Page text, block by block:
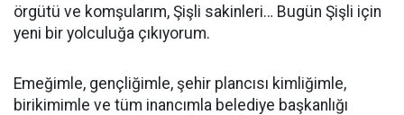
örgütü ve komşularım, Şişli sakinleri… Bugün Şişli için
yeni bir yolculuğa çıkıyorum.
Emeğimle, gençliğimle, şehir plancısı kimliğimle,
birikimimle ve tüm inancımla belediye başkanlığı